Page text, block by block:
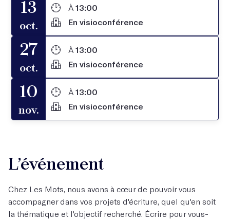
13
oct.
À 13:00
En visioconférence
27
oct.
À 13:00
En visioconférence
10
nov.
À 13:00
En visioconférence
L’événement
Chez Les Mots, nous avons à cœur de pouvoir vous
accompagner dans vos projets d'écriture, quel qu'en soit
la thématique et l'objectif recherché. Écrire pour vous-